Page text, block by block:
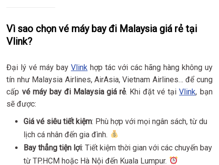
Vì sao chọn vé máy bay đi Malaysia giá rẻ tại
Vlink?
Đại lý vé máy bayVlink hợp tác với các hãng hàng không uy
tín như Malaysia Airlines, AirAsia, Vietnam Airlines… để cung
cấp vé máy bay đi Malaysia giá rẻ. Khi đặt vé tạiVlink, bạn
sẽ được:
Giá vé siêu tiết kiệm: Phù hợp với mọi ngân sách, từ du
lịch cá nhân đến gia đình.
Bay thẳng tiện lợi: Tiết kiệm thời gian với các chuyến bay
từ TP.HCM hoặc Hà Nội đến Kuala Lumpur.